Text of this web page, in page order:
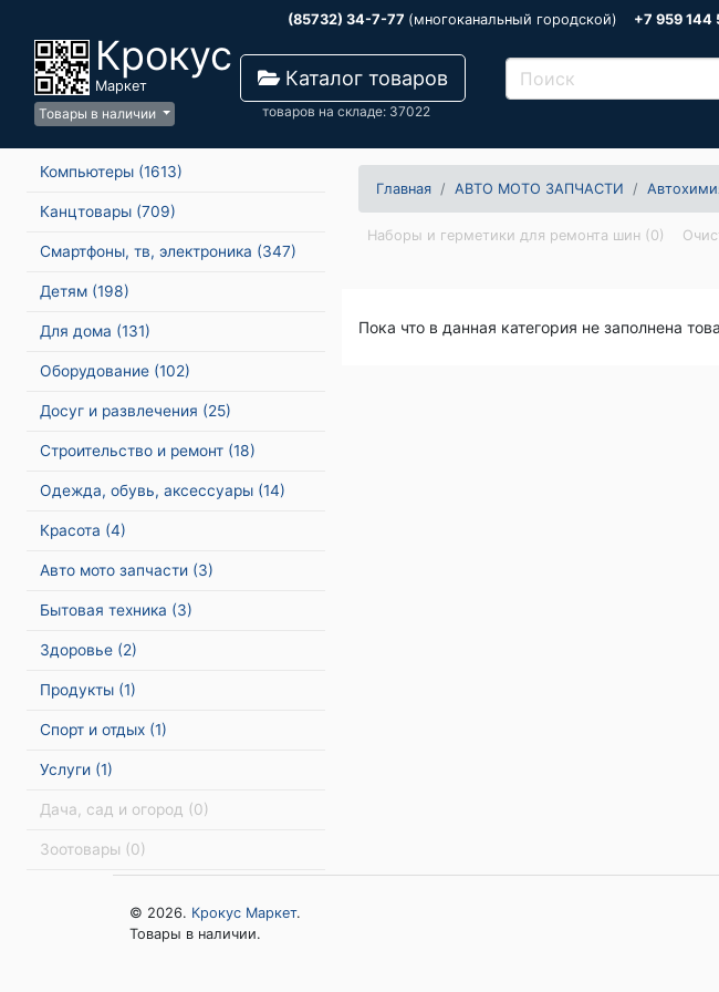
(85732) 34-7-77 (многоканальный городской) +7 959 144
Крокус
Маркет
Товары в наличии
Каталог товаров
товаров на складе: 37022
Компьютеры (1613)
Канцтовары (709)
Смартфоны, тв, электроника (347)
Детям (198)
Для дома (131)
Оборудование (102)
Досуг и развлечения (25)
Строительство и ремонт (18)
Одежда, обувь, аксессуары (14)
Красота (4)
Авто мото запчасти (3)
Бытовая техника (3)
Здоровье (2)
Продукты (1)
Спорт и отдых (1)
Услуги (1)
Дача, сад и огород (0)
Зоотовары (0)
Главная АВТО МОТО ЗАПЧАСТИ
Наборы и герметики для ремонта шин (0)
Пока что в данная категория не заполнена
© 2026. Крокус Маркет.
Товары в наличии.